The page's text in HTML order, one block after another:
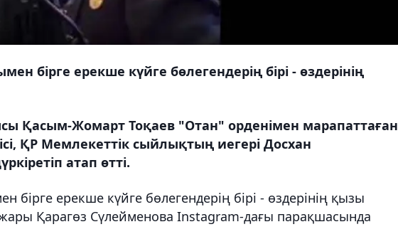
бірге ерекше күйге бөлегендерің бірі - өздерінің
Қасым-Жомарт Тоқаев "Отан" орденімен марапаттаған
ҚР Мемлекеттік сыйлықтың иегері Досхан
атап өтті.
бірге ерекше күйге бөлегендерің бірі - өздерінің қызы
Қарагөз Сүлейменова Instagram-дағы парақшасында